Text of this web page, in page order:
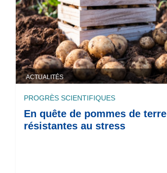
ACTUALITÉS
PROGRÈS SCIENTIFIQUES
En quête de pommes de terre
résistantes au stress